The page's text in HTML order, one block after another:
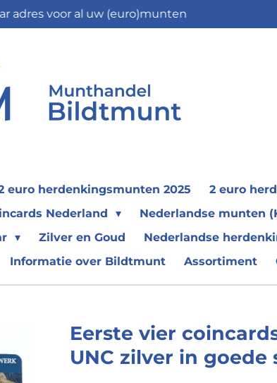
adres voor al uw (euro)munten
euro herdenkingsmunten 2025
2 euro
Nederland Nederlandse munten
Zilver en Goud
Nederlandse
Informatie over Bildtmunt Assortiment
Eerste vier
UNC zilver in goede